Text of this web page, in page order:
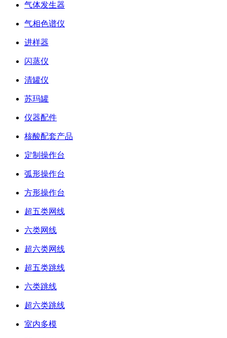
气体发生器
气相色谱仪
进样器
闪蒸仪
清罐仪
苏玛罐
仪器配件
核酸配套产品
定制操作台
弧形操作台
方形操作台
超五类网线
六类网线
超六类网线
超五类跳线
六类跳线
超六类跳线
室内多模